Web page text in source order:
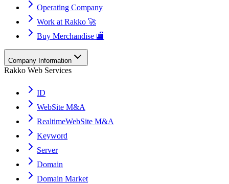
Operating Company
Work at Rakko 🚀
Buy Merchandise 🏬
Company Information
Rakko Web Services
ID
WebSite M&A
RealtimeWebSite M&A
Keyword
Server
Domain
Domain Market